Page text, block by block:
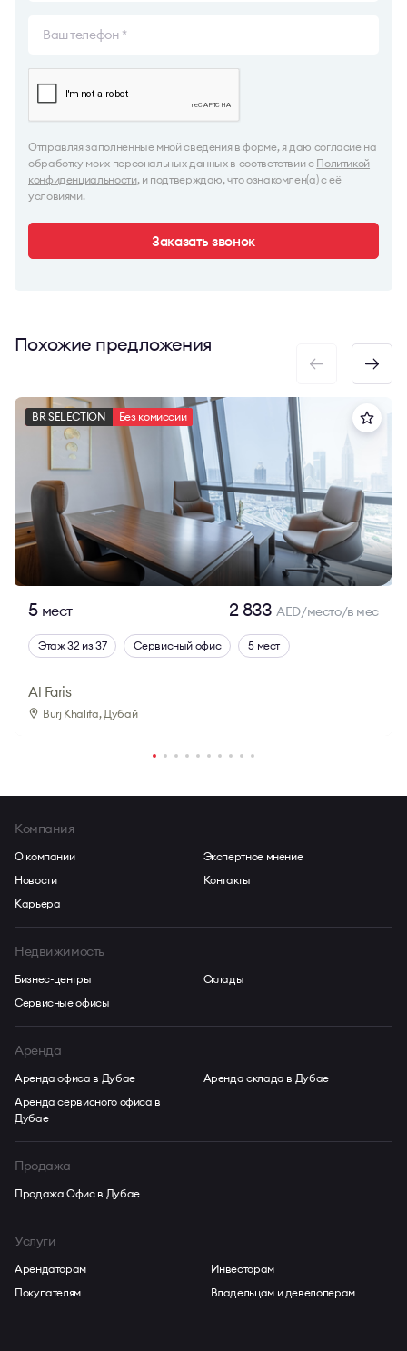
Отправляя заполненные мной сведения в форме, я даю согласие на
обработку моих персональных данных в соответствии с Политикой
конфиденциальности, и подтверждаю, что ознакомлен(а) с её
условиями.
Заказать звонок
Похожие предложения
BR SELECTION Без комиссии
5 мест 2 833AED/место/в мес
Этаж 32 из 37 Сервисный офис 5 мест
Al Faris
Burj Khalifa, Дубай
Компания
О компании
Новости
Карьера
Экспертное мнение
Контакты
Недвижимость
Бизнес-центры
Сервисные офисы
Склады
Аренда
Аренда офиса в Дубае
Аренда сервисного офиса в
Дубае
Аренда склада в Дубае
Продажа
Продажа Офис в Дубае
Услуги
Арендаторам
Покупателям
Инвесторам
Владельцам и девелоперам